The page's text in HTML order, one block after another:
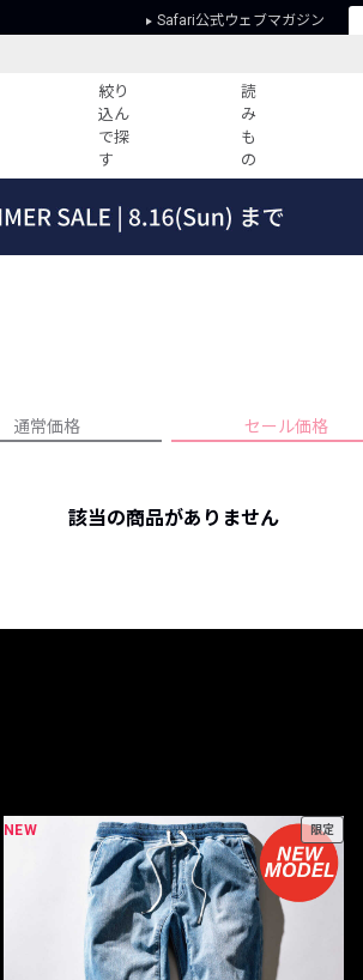
Safari公式ウェブマガジン
絞り
込ん
で探
す
読
み
も
の
キング
ランド
プライバシーポリシー
通常価格 セール価格
該当の商品がありません
NEW 限定